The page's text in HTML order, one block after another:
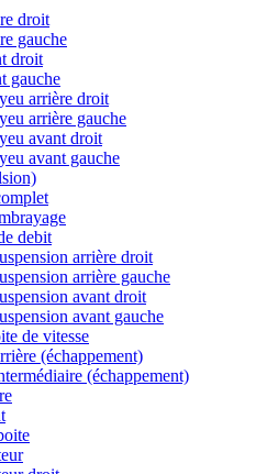
droit
gauche
droit
gauche
arrière droit
arrière gauche
avant droit
avant gauche
debit
arrière droit
arrière gauche
avant droit
avant gauche
de vitesse
(échappement)
(échappement)